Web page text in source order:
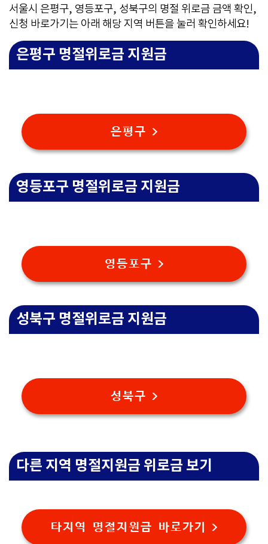
서울시 은평구, 영등포구, 성북구의 명절 위로금 금액 확인,
신청 바로가기는 아래 해당 지역 버튼을 눌러 확인하세요!
은평구 명절위로금 지원금
은평구 >
영등포구 명절위로금 지원금
영등포구 >
성북구 명절위로금 지원금
성북구 >
다른 지역 명절지원금 위로금 보기
타지역 명절지원금 바로가기 >